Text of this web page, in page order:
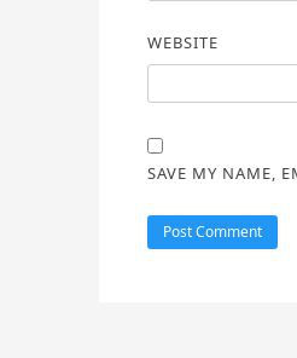
WEBSITE
SAVE MY NAME,